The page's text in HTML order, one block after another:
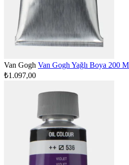
Van Gogh Van Gogh Yağlı Boya 200
₺1.097,00